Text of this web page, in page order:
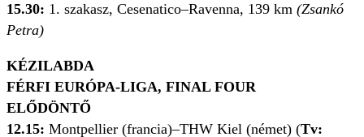
15.30: 1. szakasz, Cesenatico–Ravenna, 139 km (Zsankó
Petra)
KÉZILABDA
FÉRFI EURÓPA-LIGA, FINAL FOUR
ELŐDÖNTŐ
12.15: Montpellier (francia)–THW Kiel (német) (Tv: